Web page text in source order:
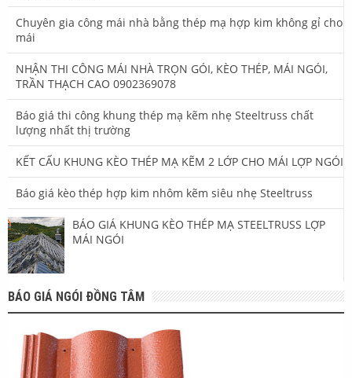
Chuyên gia công mái nhà bằng thép mạ hợp kim không gỉ cho
mái
NHẬN THI CÔNG MÁI NHÀ TRỌN GÓI, KÈO THÉP, MÁI NGÓI,
TRẦN THẠCH CAO 0902369078
Báo giá thi công khung thép mạ kẽm nhẹ Steeltruss chất
lượng nhất thị trường
KẾT CẤU KHUNG KÈO THÉP MẠ KẼM 2 LỚP CHO MÁI LỢP NGÓI
Báo giá kèo thép hợp kim nhôm kẽm siêu nhẹ Steeltruss
BÁO GIÁ KHUNG KÈO THÉP MẠ STEELTRUSS LỢP
MÁI NGÓI
BÁO GIÁ NGÓI ĐỒNG TÂM